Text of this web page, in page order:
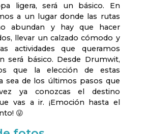
ligera, será un básico. En
a un lugar donde las rutas
abundan y hay que hacer
llevar un calzado cómodo y
actividades que queramos
será básico. Desde Drumwit,
que la elección de estas
sea de los últimos pasos que
ya conozcas el destino
vas a ir. ¡Emoción hasta el
😜